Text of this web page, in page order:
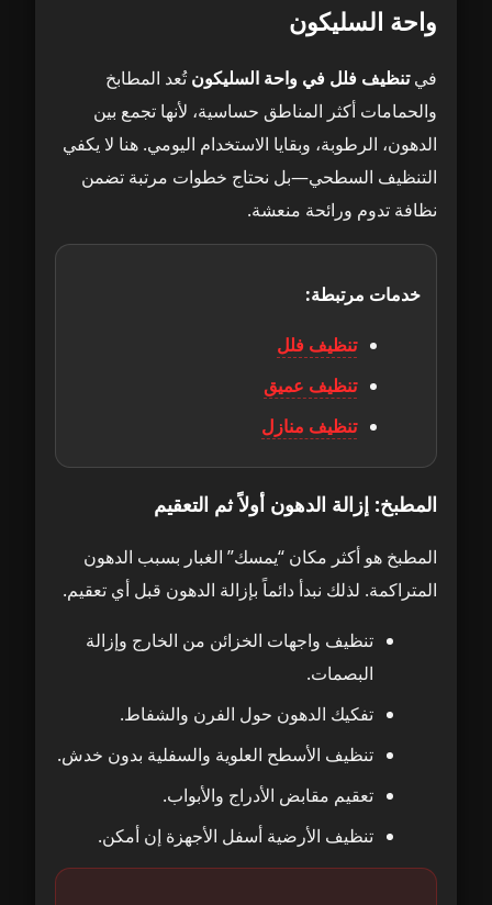
واحة السليكون
فيتنظيف فلل في واحة السليكونتُعد المطابخ
والحمامات أكثر المناطق حساسية، لأنها تجمع بين
الدهون، الرطوبة، وبقايا الاستخدام اليومي. هنا لا يكفي
التنظيف السطحي—بل نحتاج خطوات مرتبة تضمن
نظافة تدوم ورائحة منعشة.
خدمات مرتبطة:
تنظيف فلل
تنظيف عميق
تنظيف منازل
المطبخ: إزالة الدهون أولاً ثم التعقيم
المطبخ هو أكثر مكان “يمسك” الغبار بسبب الدهون
المتراكمة. لذلك نبدأ دائماً بإزالة الدهون قبل أي تعقيم.
تنظيف واجهات الخزائن من الخارج وإزالة
البصمات.
تفكيك الدهون حول الفرن والشفاط.
تنظيف الأسطح العلوية والسفلية بدون خدش.
تعقيم مقابض الأدراج والأبواب.
تنظيف الأرضية أسفل الأجهزة إن أمكن.